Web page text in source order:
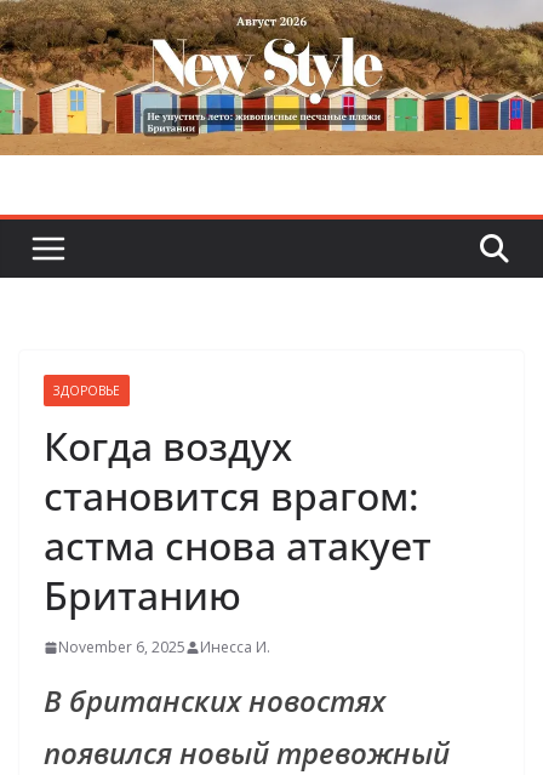
Skip
to
content
ЗДОРОВЬЕ
Когда воздух
становится врагом:
астма снова атакует
Британию
November 6, 2025 Инесса И.
В британских новостях
появился новый тревожный